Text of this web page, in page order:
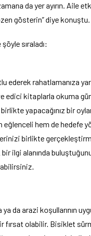
da yer ayırın. Aile
gösterin” diye konuştu.
sıraladı:
ederek rahatlamanıza
edici kitaplarla okuma
birlikte yapacağınız bir
eğlenceli hem de hedefe
birlikte
ilgi alanında
ya da arazi koşullarının
fırsat olabilir. Bisiklet